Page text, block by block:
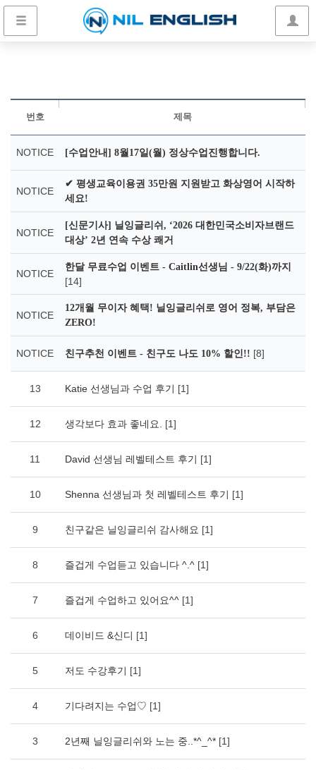
번호 제목
NOTICE [수업안내] 8월17일(월) 정상수업진행합니다.
NOTICE
✔ 평생교육이용권 35만원 지원받고 화상영어 시작하
세요!
NOTICE
[신문기사] 닐잉글리쉬, ‘2026 대한민국소비자브랜드
대상’ 2년 연속 수상 쾌거
NOTICE
한달 무료수업 이벤트 - Caitlin선생님 - 9/22(화)까지
[14]
NOTICE
12개월 무이자 혜택! 닐잉글리쉬로 영어 정복, 부담은
ZERO!
NOTICE 친구추천 이벤트 - 친구도 나도 10% 할인!! [8]
13 Katie 선생님과 수업 후기 [1]
12 생각보다 효과 좋네요. [1]
11 David 선생님 레벨테스트 후기 [1]
10 Shenna 선생님과 첫 레벨테스트 후기 [1]
9 친구같은 닐잉글리쉬 감사해요 [1]
8 즐겁게 수업듣고 있습니다 ^.^ [1]
7 즐겁게 수업하고 있어요^^ [1]
6 데이비드 &신디 [1]
5 저도 수강후기 [1]
4 기다려지는 수업♡ [1]
3 2년째 닐잉글리쉬와 노는 중..*^_^* [1]